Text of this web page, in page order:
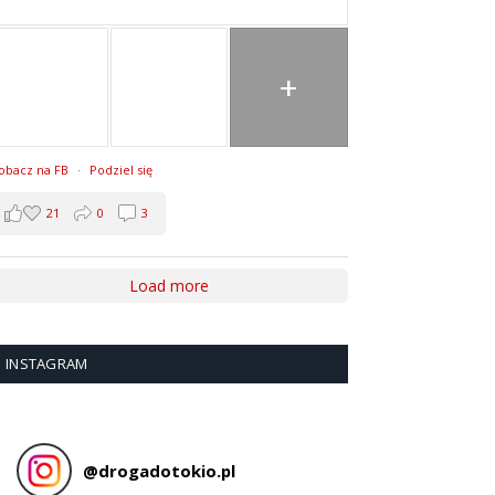
+
na FB · Podziel się
21 0 3
Load more
INSTAGRAM
@drogadotokio.pl